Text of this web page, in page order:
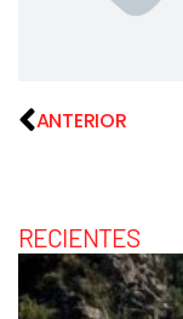
ANTERIOR
RECIENTES